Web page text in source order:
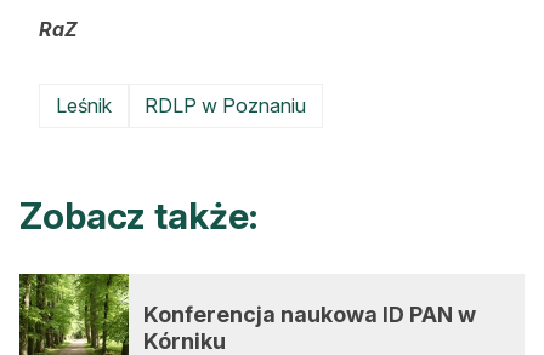
RaZ
Leśnik RDLP w Poznaniu
Zobacz także:
Konferencja naukowa ID PAN w
Kórniku